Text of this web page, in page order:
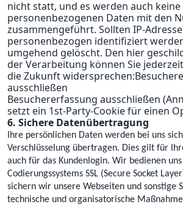
nicht statt, und es werden auch
personenbezogenen Daten mit den
zusammengeführt. Sollten IP-
personenbezogen identifiziert
umgehend gelöscht. Den hier
der Verarbeitung können Sie
die Zukunft
ausschließen
Besuchererfassung ausschließen
setzt ein 1st-Party-Cookie für einen
6. Sichere Datenübertragung
Ihre persönlichen Daten werden bei uns
Verschlüsselung übertragen. Dies gilt für
auch für das Kundenlogin. Wir bedienen
Codierungssystems SSL (Secure Socket
sichern wir unsere Webseiten und sonstige
technische und organisatorische